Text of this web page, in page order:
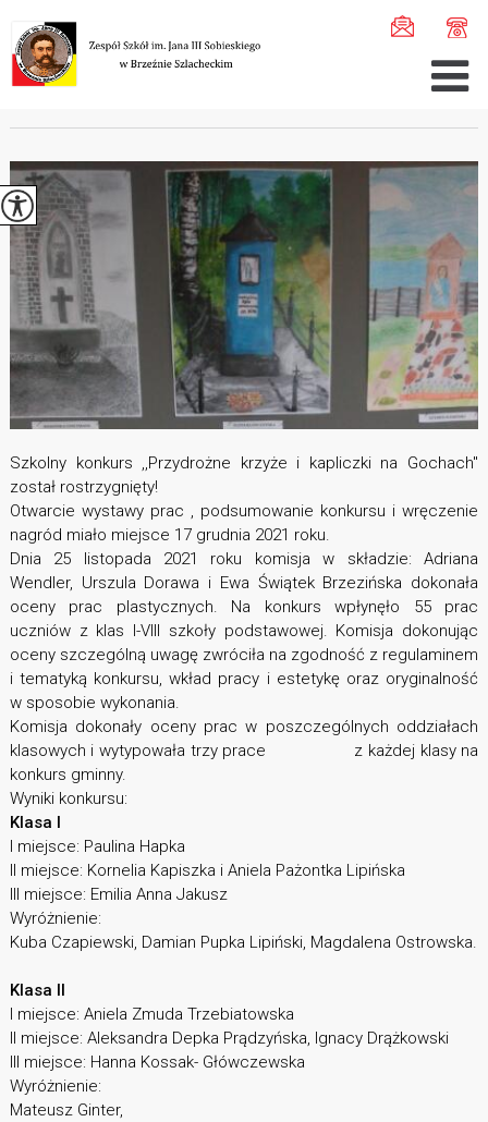
Konkurs plastyczny: ...
KONKURS PLASTYCZNY: BLIŻEJ REGIONU
Szkolny konkurs ,,Przydrożne krzyże i kapliczki na Gochach"
został rostrzygnięty!
Otwarcie wystawy prac , podsumowanie konkursu i wręczenie
nagród miało miejsce 17 grudnia 2021 roku.
Dnia 25 listopada 2021 roku komisja w składzie: Adriana
Wendler, Urszula Dorawa i Ewa Świątek Brzezińska dokonała
oceny prac plastycznych. Na konkurs wpłynęło 55 prac
uczniów z klas I-VIII szkoły podstawowej. Komisja dokonując
oceny szczególną uwagę zwróciła na zgodność z regulaminem
i tematyką konkursu, wkład pracy i estetykę oraz oryginalność
w sposobie wykonania.
Komisja dokonały oceny prac w poszczególnych oddziałach
klasowych i wytypowała trzy prace z każdej klasy na
konkurs gminny.
Wyniki konkursu:
Klasa I
I miejsce: Paulina Hapka
II miejsce: Kornelia Kapiszka i Aniela Pażontka Lipińska
III miejsce: Emilia Anna Jakusz
Wyróżnienie:
Kuba Czapiewski, Damian Pupka Lipiński, Magdalena Ostrowska.
Klasa II
I miejsce: Aniela Zmuda Trzebiatowska
II miejsce: Aleksandra Depka Prądzyńska, Ignacy Drążkowski
III miejsce: Hanna Kossak- Główczewska
Wyróżnienie:
Mateusz Ginter,